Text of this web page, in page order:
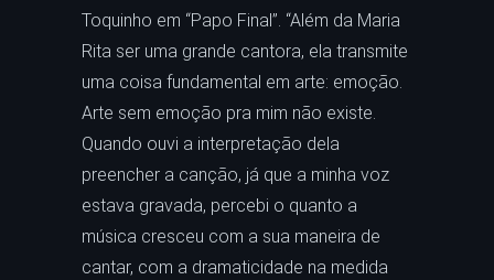
Toquinho em “Papo Final”. “Além da Maria
Rita ser uma grande cantora, ela transmite
uma coisa fundamental em arte: emoção.
Arte sem emoção pra mim não existe.
Quando ouvi a interpretação dela
preencher a canção, já que a minha voz
estava gravada, percebi o quanto a
música cresceu com a sua maneira de
cantar, com a dramaticidade na medida